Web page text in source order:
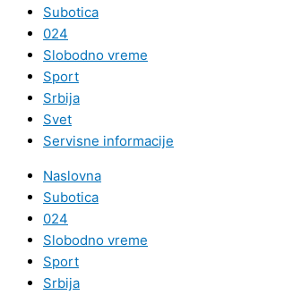
Subotica
024
Slobodno vreme
Sport
Srbija
Svet
Servisne informacije
Naslovna
Subotica
024
Slobodno vreme
Sport
Srbija